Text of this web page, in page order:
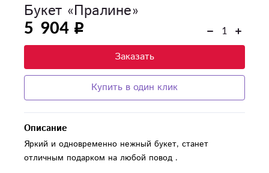
Букет «Пралине»
5 904
Заказать
Купить в один клик
Описание
Яркий и одновременно нежный букет, станет
отличным подарком на любой повод .